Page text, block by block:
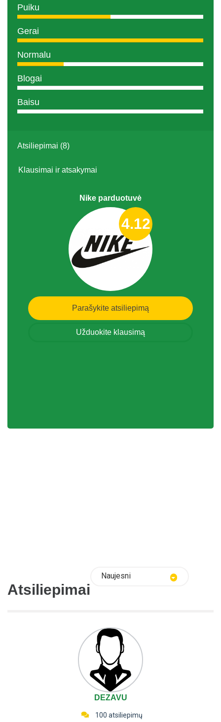
Puiku
Gerai
Normalu
Blogai
Baisu
Atsiliepimai (8)
Klausimai ir atsakymai
Nike parduotuvė
4.12
Parašykite atsiliepimą
Užduokite klausimą
Atsiliepimai
Naujesni
DEZAVU
100 atsiliepimų